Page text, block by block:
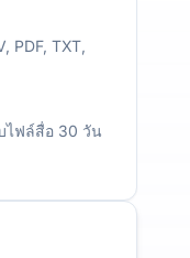
PDF, TXT,
ไฟล์สื่อ 30 วัน